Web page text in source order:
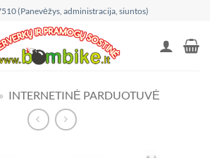
(Panevėžys, administracija, siuntos)
» INTERNETINĖ PARDUOTUVĖ